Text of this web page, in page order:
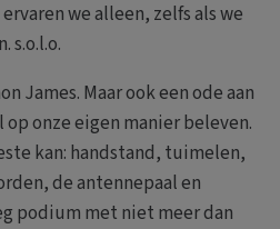
we alleen, zelfs als we
s.o.l.o.
James. Maar ook een ode aan
onze eigen manier beleven.
kan: handstand, tuimelen,
de antennepaal en
podium met niet meer dan